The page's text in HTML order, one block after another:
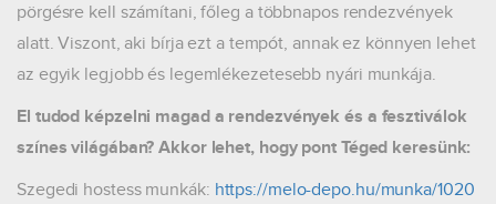
pörgésre kell számítani, főleg a többnapos rendezvények
alatt. Viszont, aki bírja ezt a tempót, annak ez könnyen lehet
az egyik legjobb és legemlékezetesebb nyári munkája.
El tudod képzelni magad a rendezvények és a fesztiválok
színes világában? Akkor lehet, hogy pont Téged keresünk:
Szegedi hostess munkák: https://melo-depo.hu/munka/1020